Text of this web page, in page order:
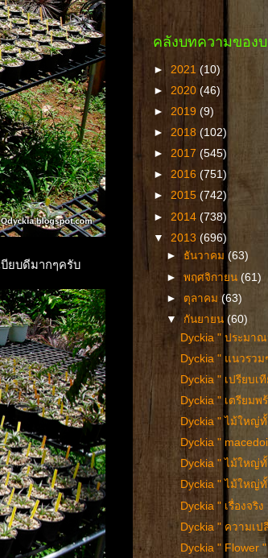
บียบดีมากๆครับ
คลังบทความของ
► 2021 (10)
► 2020 (46)
► 2019 (9)
► 2018 (102)
► 2017 (545)
► 2016 (751)
► 2015 (742)
► 2014 (738)
▼ 2013 (696)
► ธันวาคม(63)
►พฤศจิกายน(61)
► ตุลาคม(63)
▼ กันยายน(60)
Dyckia " ประมา
Dyckia " แนวรว
Dyckia " เปรียบเ
Dyckia " เตรียมพ
Dyckia " ไม้ใหญ่
Dyckia "
Dyckia " ไม้ใหญ่
Dyckia " ไม้ใหญ่
Dyckia " เรื่องจริ
Dyckia " ความเป
Dyckia " Flower "